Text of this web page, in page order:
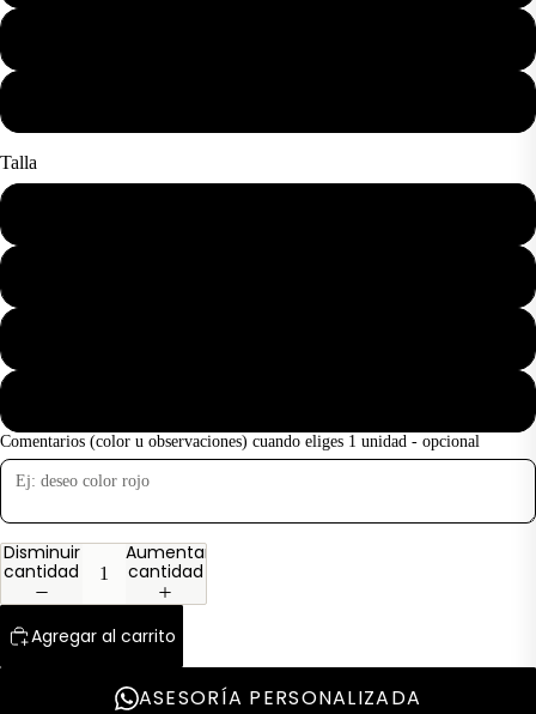
Talla
Comentarios (color u observaciones) cuando eliges 1 unidad - opcional
Disminuir
cantidad
Aumentar
cantidad
Agregar al carrito
ASESORÍA PERSONALIZADA